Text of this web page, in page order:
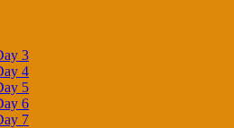
3
4
5
6
7